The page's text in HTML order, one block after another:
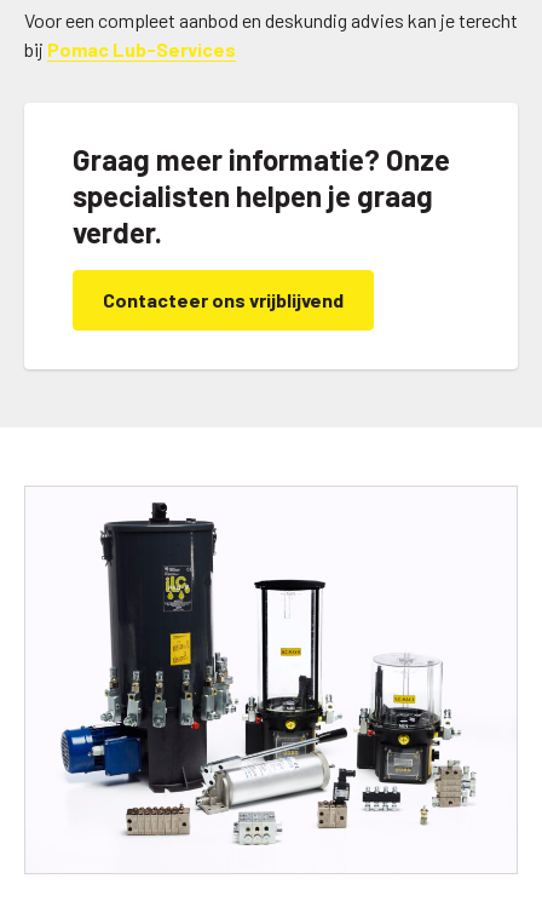
Voor een compleet aanbod en deskundig advies kan je terecht
bij Pomac Lub-Services
Graag meer informatie? Onze
specialisten helpen je graag
verder.
Contacteer ons vrijblijvend